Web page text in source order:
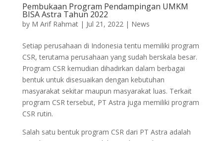
Pembukaan Program Pendampingan UMKM
BISA Astra Tahun 2022
by M Arif Rahmat| Jul 21, 2022 | News
Setiap perusahaan di Indonesia tentu memiliki program
CSR, terutama perusahaan yang sudah berskala besar.
Program CSR kemudian dihadirkan dalam berbagai
bentuk untuk disesuaikan dengan kebutuhan
masyarakat sekitar maupun masyarakat luas. Terkait
program CSR tersebut, PT Astra juga memiliki program
CSR rutin.
Salah satu bentuk program CSR dari PT Astra adalah